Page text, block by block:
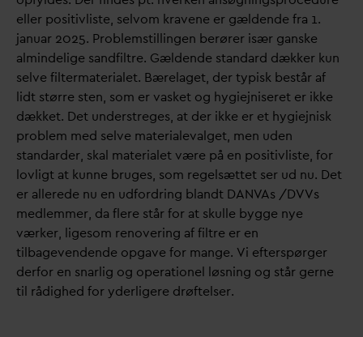
eller positivliste, selvom kravene er gældende fra 1.
januar 2025. Problemstillingen berører især ganske
almindelige sandfiltre. Gældende standard dækker kun
selve filtermaterialet. Bærelaget, der typisk består af
lidt større sten, som er vasket og hygiejniseret er ikke
dækket. Det understreges, at der ikke er et hygiejnisk
problem med selve materialevalget, men uden
standarder, skal materialet være på en positivliste, for
lovligt at kunne bruges, som regelsættet ser ud nu. Det
er allerede nu en udfordring blandt DANVAs /DVVs
medlemmer, da flere står for at skulle bygge nye
værker, ligesom renovering af filtre er en
tilbagevendende opgave for mange. Vi efterspørger
derfor en snarlig og operationel løsning og står gerne
til rådighed for yderligere drøftelser.